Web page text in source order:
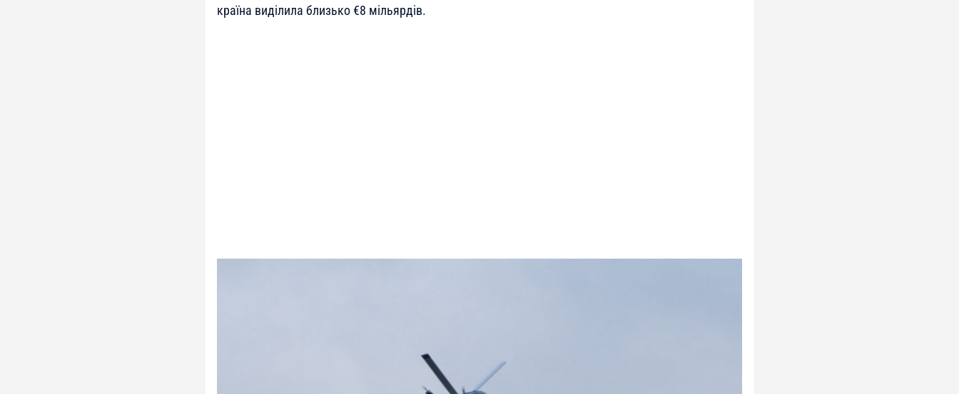
країна виділила близько €8 мільярдів.